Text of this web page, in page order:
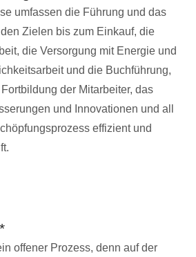
umfassen die Führung und das
Zielen bis zum Einkauf, die
die Versorgung mit Energie und
und die Buchführung,
der Mitarbeiter, das
und Innovationen und all
effizient und
*
offener Prozess, denn auf der